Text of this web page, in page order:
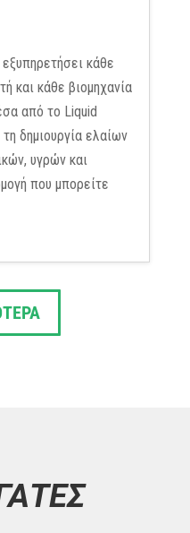
κάθε
και κάθε βιομηχανία
από το Liquid
δημιουργία ελαίων
υγρών και
που μπορείτε